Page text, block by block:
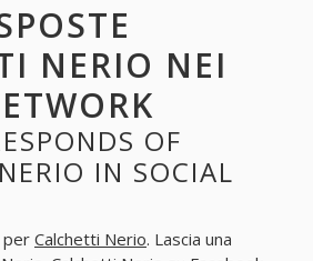
NERIO NEI
OF
IN SOCIAL
per Calchetti Nerio. Lascia una